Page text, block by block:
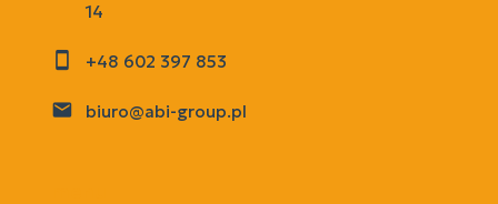
14
+48 602 397 853
biuro@abi-group.pl